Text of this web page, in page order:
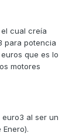
cual creía
para potencia
que es lo
motores
al ser un